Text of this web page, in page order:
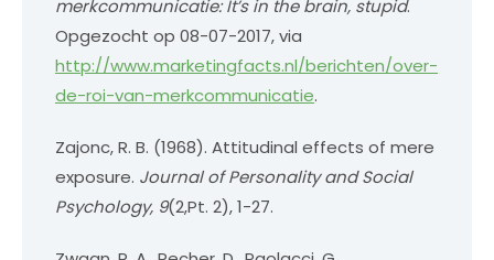
merkcommunicatie: It’s in the brain, stupid.
Opgezocht op 08-07-2017, via
http://www.marketingfacts.nl/berichten/over-
de-roi-van-merkcommunicatie.
Zajonc, R. B. (1968). Attitudinal effects of mere
exposure. Journal of Personality and Social
Psychology, 9(2,Pt. 2), 1-27.